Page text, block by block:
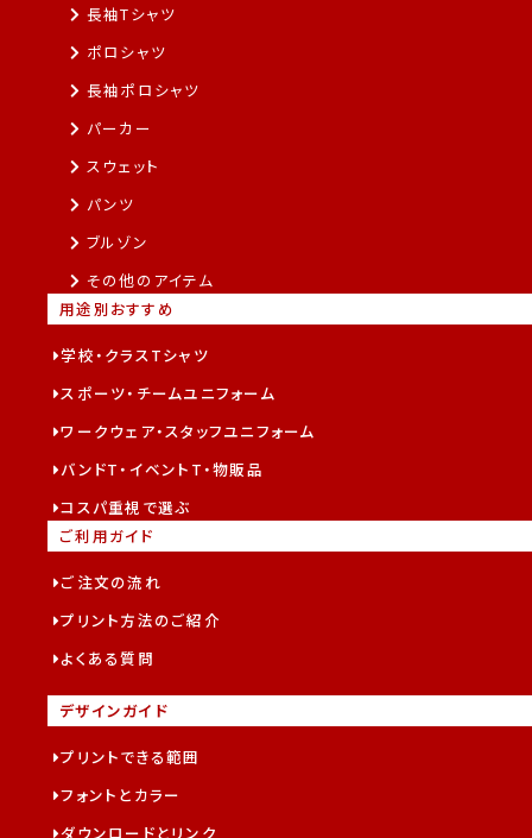
長袖Tシャツ
ポロシャツ
長袖ポロシャツ
パーカー
スウェット
パンツ
ブルゾン
その他のアイテム
用途別おすすめ
学校・クラスTシャツ
スポーツ・チームユニフォーム
ワークウェア・スタッフユニフォーム
バンドT・イベントT・物販品
コスパ重視で選ぶ
ご利用ガイド
ご注文の流れ
プリント方法のご紹介
よくある質問
デザインガイド
プリントできる範囲
フォントとカラー
ダウンロードとリンク